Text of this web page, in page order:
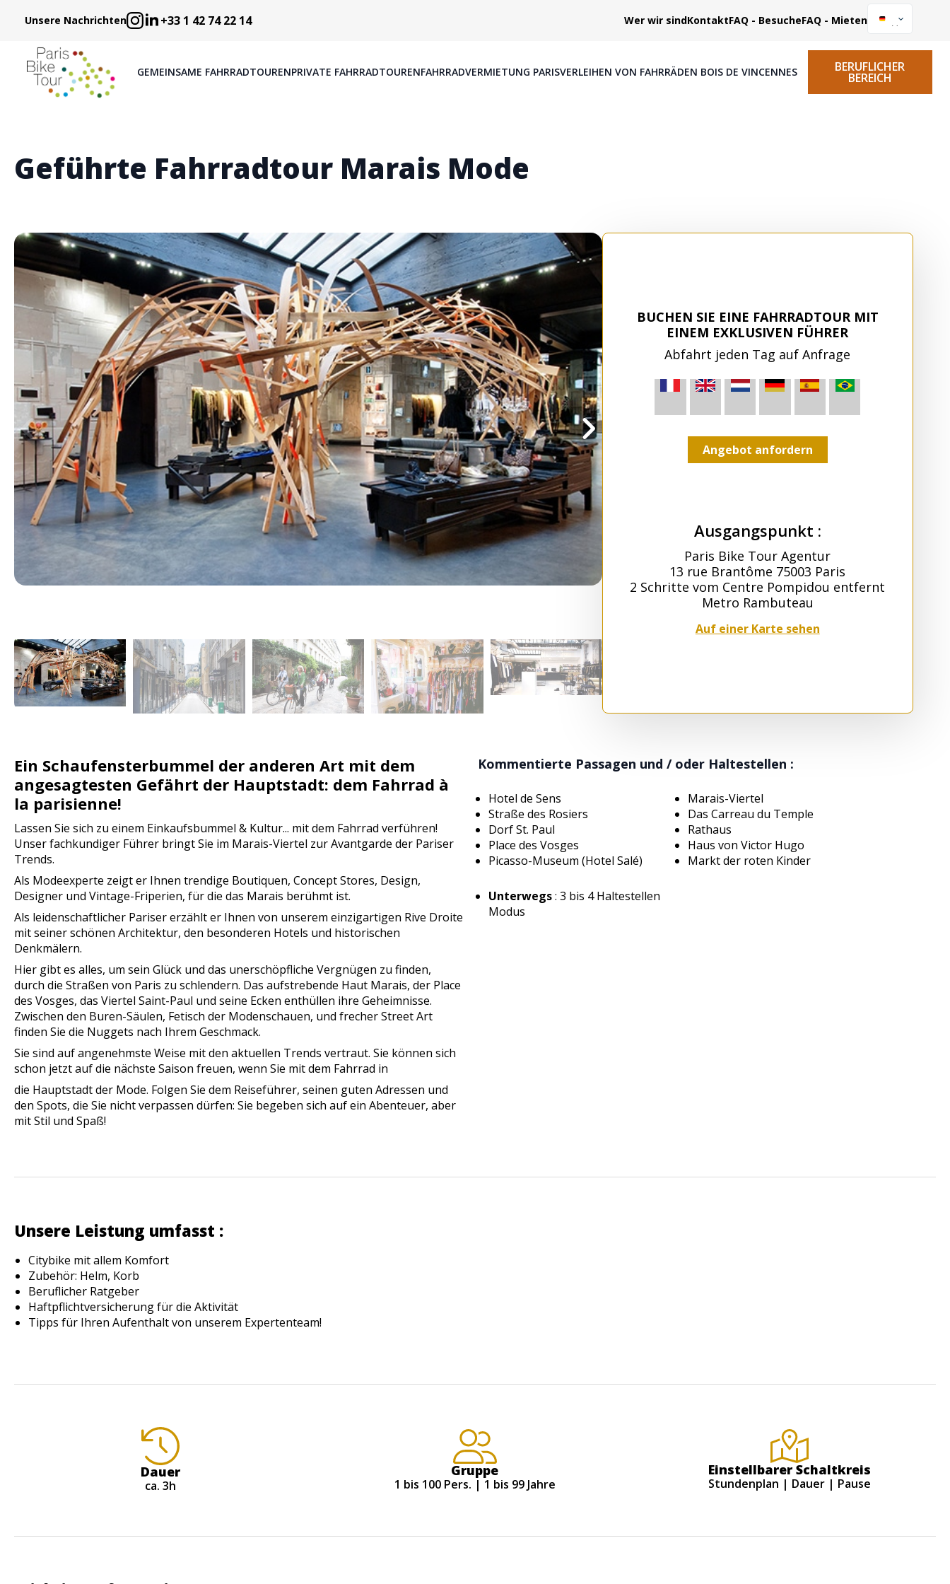
Unsere Nachrichten +33 1 42 74 22 14 Wer wir sindKontaktFAQ - BesucheFAQ - Mieten
GEMEINSAME FAHRRADTOURENPRIVATE FAHRRADTOURENFAHRRADVERMIETUNG PARISVERLEIHEN VON FAHRRÄDEN BOIS DE VINCENNES BERUFLICHER
BEREICH
Geführte Fahrradtour Marais Mode
BUCHEN SIE EINE FAHRRADTOUR MIT
EINEM EXKLUSIVEN FÜHRER
Abfahrt jeden Tag auf Anfrage
Angebot anfordern
Ausgangspunkt :
Paris Bike Tour Agentur
13 rue Brantôme 75003 Paris
2 Schritte vom Centre Pompidou entfernt
Metro Rambuteau
Auf einer Karte sehen
Ein Schaufensterbummel der anderen Art mit dem
angesagtesten Gefährt der Hauptstadt: dem Fahrrad à
la parisienne!
Lassen Sie sich zu einem Einkaufsbummel & Kultur... mit dem Fahrrad verführen!
Unser fachkundiger Führer bringt Sie im Marais-Viertel zur Avantgarde der Pariser
Trends.
Als Modeexperte zeigt er Ihnen trendige Boutiquen, Concept Stores, Design,
Designer und Vintage-Friperien, für die das Marais berühmt ist.
Als leidenschaftlicher Pariser erzählt er Ihnen von unserem einzigartigen Rive Droite
mit seiner schönen Architektur, den besonderen Hotels und historischen
Denkmälern.
Hier gibt es alles, um sein Glück und das unerschöpfliche Vergnügen zu finden,
durch die Straßen von Paris zu schlendern. Das aufstrebende Haut Marais, der Place
des Vosges, das Viertel Saint-Paul und seine Ecken enthüllen ihre Geheimnisse.
Zwischen den Buren-Säulen, Fetisch der Modenschauen, und frecher Street Art
finden Sie die Nuggets nach Ihrem Geschmack.
Sie sind auf angenehmste Weise mit den aktuellen Trends vertraut. Sie können sich
schon jetzt auf die nächste Saison freuen, wenn Sie mit dem Fahrrad in
die Hauptstadt der Mode. Folgen Sie dem Reiseführer, seinen guten Adressen und
den Spots, die Sie nicht verpassen dürfen: Sie begeben sich auf ein Abenteuer, aber
mit Stil und Spaß!
Kommentierte Passagen und / oder Haltestellen :
Hotel de Sens
Marais-Viertel
Straße des Rosiers
Das Carreau du Temple
Dorf St. Paul
Rathaus
Place des Vosges
Haus von Victor Hugo
Picasso-Museum (Hotel Salé)
Markt der roten Kinder
Unterwegs: 3 bis 4 Haltestellen
Modus
Unsere Leistung umfasst :
Citybike mit allem Komfort
Zubehör: Helm, Korb
Beruflicher Ratgeber
Haftpflichtversicherung für die Aktivität
Tipps für Ihren Aufenthalt von unserem Expertenteam!
Dauer
ca. 3h
Gruppe
1 bis 100 Pers. | 1 bis 99 Jahre
Einstellbarer Schaltkreis
Stundenplan | Dauer | Pause